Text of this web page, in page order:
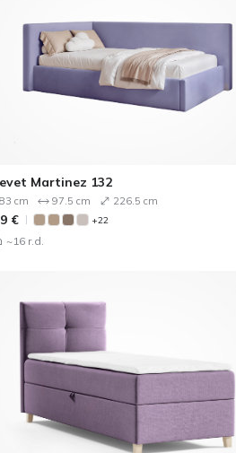
Martinez 132
83 cm 97.5 cm 226.5 cm
€ +22
~16 r.d.